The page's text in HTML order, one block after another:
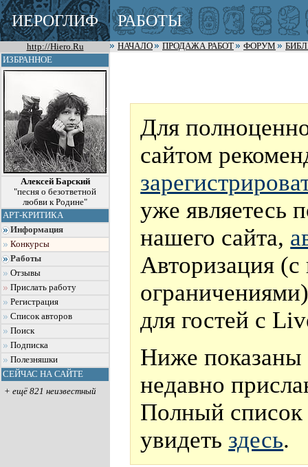
ИЕРОГЛИФ РАБОТЫ
http://Hiero.Ru НАЧАЛО ПРОДАЖА РАБОТ ФОРУМ
ИЗБРАННОЕ
Алексей Барский
"песня о безответной
любви к Родине"
АРТ-КРИТИКА
Информация
Конкурсы
Работы
Отзывы
Прислать работу
Регистрация
Список авторов
Поиск
Подписка
Полезняшки
СЕЙЧАС НА САЙТЕ
+ ещё 821 неизвестный
Для
сайтом
уже являетесь
нашего сайта,
Авторизация
для гостей с
Ниже показаны
недавно
Полный
увидеть здесь.